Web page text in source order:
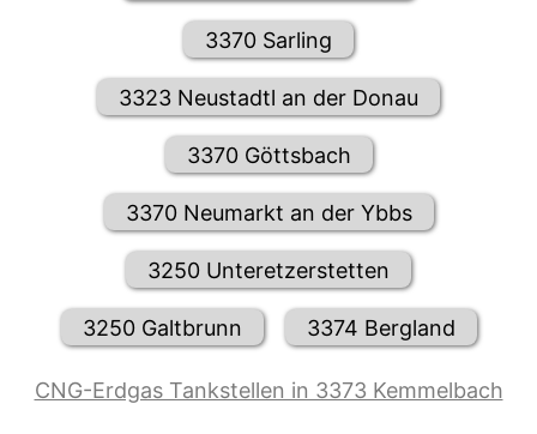
3370 Sarling
3323 Neustadtl an der Donau
3370 Göttsbach
3370 Neumarkt an der Ybbs
3250 Unteretzerstetten
3250 Galtbrunn 3374 Bergland
CNG-Erdgas Tankstellen in 3373 Kemmelbach